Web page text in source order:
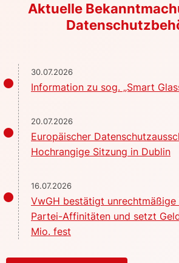
Aktuelle
30.07.2026
Information zu sog. „Smart
20.07.2026
Europäischer
Hochrangige Sitzung in Dublin
16.07.2026
VwGH bestätigt
Partei-Affinitäten und setzt
Mio. fest